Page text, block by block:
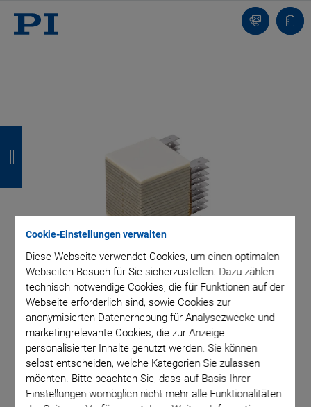
Cookie-Einstellungen verwalten
Diese Webseite verwendet Cookies, um einen optimalen
Webseiten-Besuch für Sie sicherzustellen. Dazu zählen
technisch notwendige Cookies, die für Funktionen auf der
Webseite erforderlich sind, sowie Cookies zur
anonymisierten Datenerhebung für Analysezwecke und
marketingrelevante Cookies, die zur Anzeige
personalisierter Inhalte genutzt werden. Sie können
selbst entscheiden, welche Kategorien Sie zulassen
möchten. Bitte beachten Sie, dass auf Basis Ihrer
Einstellungen womöglich nicht mehr alle Funktionalitäten
Kontakt
den
c
k
c
k
c
k
c
k